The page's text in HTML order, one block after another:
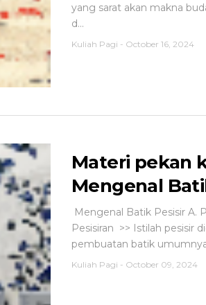
yang sarat akan makna
d...
Kuliah Pagi - October 16, 2024
Materi pekan
Mengenal
Mengenal Batik Pesisir A.
Pesisiran >> Istilah pesisir
pembuatan batik
Kuliah Pagi - October 09, 2024